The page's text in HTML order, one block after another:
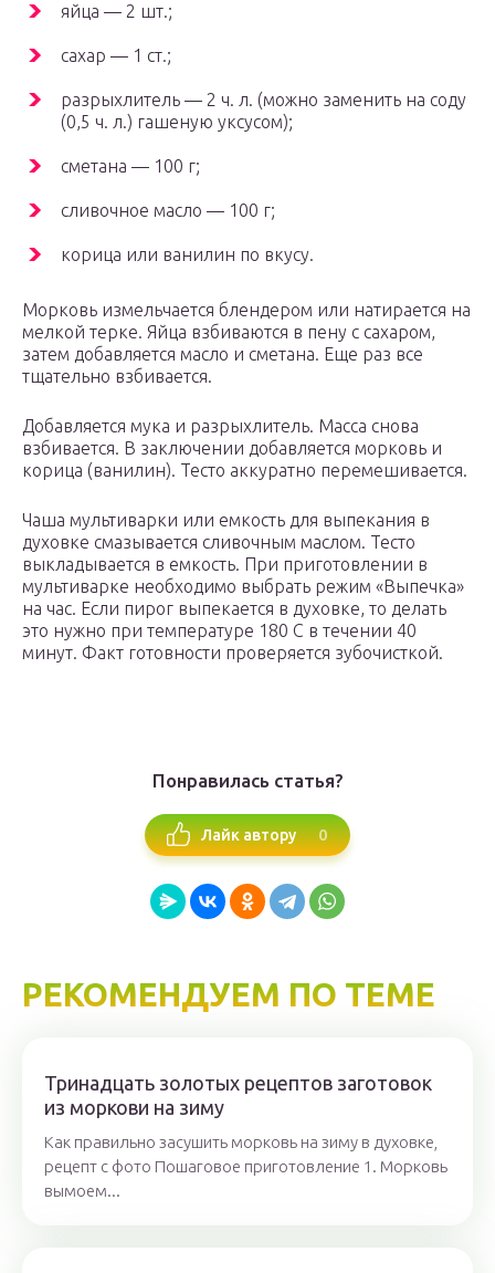
яйца — 2 шт.;
сахар — 1 ст.;
разрыхлитель — 2 ч. л. (можно заменить на соду
(0,5 ч. л.) гашеную уксусом);
сметана — 100 г;
сливочное масло — 100 г;
корица или ванилин по вкусу.
Морковь измельчается блендером или натирается на
мелкой терке. Яйца взбиваются в пену с сахаром,
затем добавляется масло и сметана. Еще раз все
тщательно взбивается.
Добавляется мука и разрыхлитель. Масса снова
взбивается. В заключении добавляется морковь и
корица (ванилин). Тесто аккуратно перемешивается.
Чаша мультиварки или емкость для выпекания в
духовке смазывается сливочным маслом. Тесто
выкладывается в емкость. При приготовлении в
мультиварке необходимо выбрать режим «Выпечка»
на час. Если пирог выпекается в духовке, то делать
это нужно при температуре 180 C в течении 40
минут. Факт готовности проверяется зубочисткой.
Понравилась статья?
Лайк автору 0
РЕКОМЕНДУЕМ ПО ТЕМЕ
Тринадцать золотых рецептов заготовок
из моркови на зиму
Как правильно засушить морковь на зиму в духовке,
рецепт с фото Пошаговое приготовление 1. Морковь
вымоем...